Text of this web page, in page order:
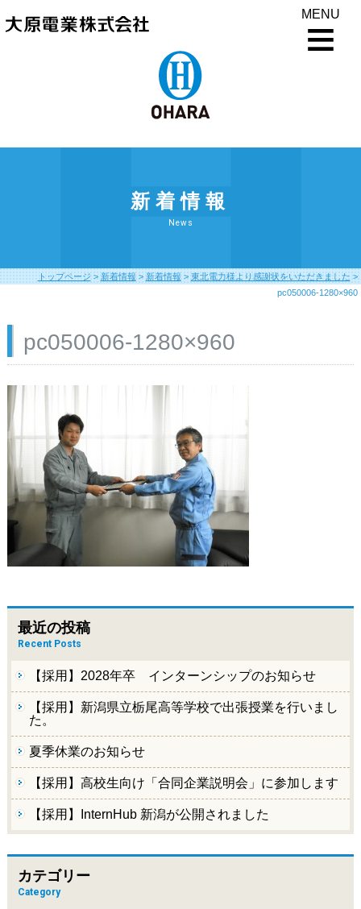
MENU
新着情報
News
トップページ> 新着情報 > 新着情報 > 東北電力様より感謝状をいただきました >
pc050006-1280×960
pc050006-1280×960
最近の投稿
Recent Posts
【採用】2028年卒 インターンシップのお知らせ
【採用】新潟県立栃尾高等学校で出張授業を行いまし
た。
夏季休業のお知らせ
【採用】高校生向け「合同企業説明会」に参加します
【採用】InternHub 新潟が公開されました
カテゴリー
Category